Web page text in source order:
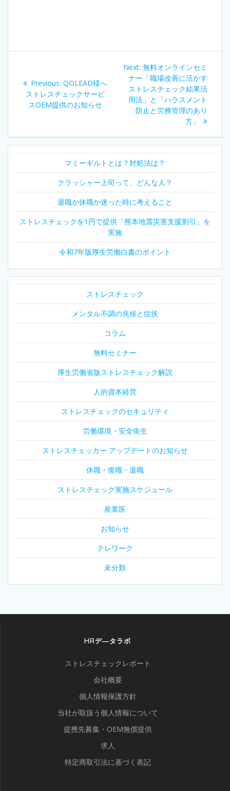
稿
ゲ
ー
シ
ョ
Previous: Previous
post:
QOLEAD様へ
ストレスチェックサービ
スOEM提供のお知らせ
Next: Next
post:
無料オンラインセミ
ナー「職場改善に活かす
ストレスチェック結果活
用法」と「ハラスメント
防止と労務管理のあり
方」
マミーギルトとは？対処法は？
クラッシャー上司って、どんな人？
退職か休職か迷った時に考えること
ストレスチェックを1円で提供「熊本地震災害支援割引」を
実施
令和7年版厚生労働白書のポイント
ストレスチェック
メンタル不調の兆候と症状
コラム
無料セミナー
厚生労働省版ストレスチェック解説
人的資本経営
ストレスチェックのセキュリティ
労働環境・安全衛生
ストレスチェッカー アップデートのお知らせ
休職・復職・退職
ストレスチェック実施スケジュール
産業医
お知らせ
テレワーク
未分類
HRデ―タラボ
ストレスチェックレポート
会社概要
個人情報保護方針
当社が取扱う個人情報について
提携先募集・OEM無償提供
求人
特定商取引法に基づく表記